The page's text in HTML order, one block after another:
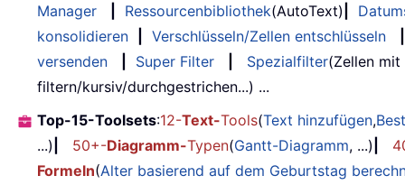
Manager
Ressourcenbibliothek(AutoText)
konsolidieren
Verschlüsseln/Zellen entschlüsseln
versenden
Super Filter Spezialfilter(Zellen
filtern/kursiv/durchgestrichen...) ...
Top-15-Toolsets:12-Text-Tools(Text hinzufügen,
...)
50+-Diagramm-Typen(Gantt-Diagramm, ...)
Formeln(Alter basierend auf dem Geburtstag